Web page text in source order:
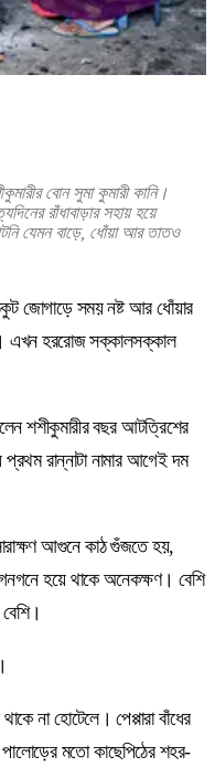
বোন সুমা কুমারী কানি।
রাঁধাবাড়ার সহায় হয়ে
যেমন বাড়ে, ধোঁয়া আর তাতও
জোগাড়ে সময় নষ্ট আর ধোঁয়ার
এখন হররোজ সক্কালসক্কাল
শশীকুমারীর বছর আটত্রিশের
রান্নাটা নামার আগেই দম
আগুনে কাঠ গুঁজতে হয়,
হয়ে থাকে অনেকক্ষণ। বেশি
না হোটেলে। পেপ্পারা বাঁধের
মতো কাছেপিঠের শহর-